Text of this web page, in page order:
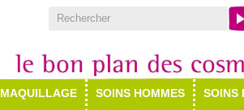
MAQUILLAGE SOINS HOMMES SOINS